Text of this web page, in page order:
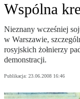
Wspólna
Nieznany wcześniej
w Warszawie,
rosyjskich żołnierzy
demonstracji.
Publikacja: 23.06.2008 16:46